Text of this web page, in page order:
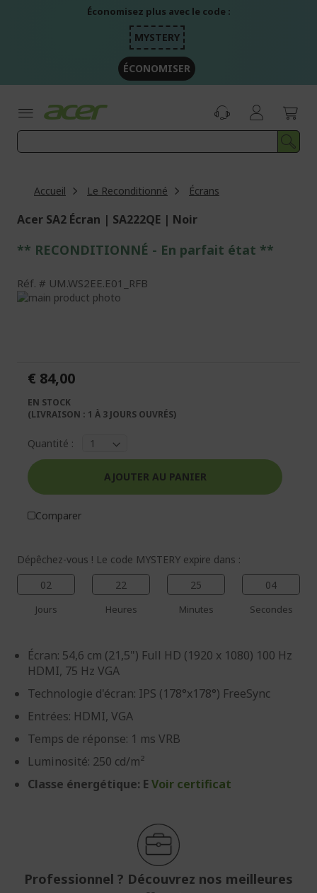
Économisez plus avec le code :
MYSTERY
ÉCONOMISER
Accueil Le Reconditionné Écrans
Acer SA2 Écran | SA222QE | Noir
** RECONDITIONNÉ - En parfait état **
Réf. UM.WS2EE.E01_RFB
Passer
galerie
d’images
Galerie
d’images
Dépêchez-vous ! Le code MYSTERY expire dans :
02
Jours
22
Heures
25
Minutes
04
Secondes
Écran: 54,6 cm (21,5") Full HD (1920 x 1080) 100 Hz
HDMI, 75 Hz VGA
Technologie d'écran: IPS (178°x178°) FreeSync
Entrées: HDMI, VGA
Temps de réponse: 1 ms VRB
Luminosité: 250 cd/m²
Classe énergétique: E Voir certificat
Professionnel ? Découvrez nos meilleures
€ 84,00
EN STOCK
(LIVRAISON : 1 À 3 JOURS OUVRÉS)
Quantité :
AJOUTER AU PANIER
Comparer